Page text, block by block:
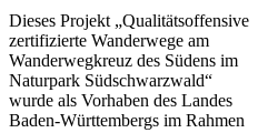
Dieses Projekt „Qualitätsoffensive
zertifizierte Wanderwege am
Wanderwegkreuz des Südens im
Naturpark Südschwarzwald“
wurde als Vorhaben des Landes
Baden-Württembergs im Rahmen